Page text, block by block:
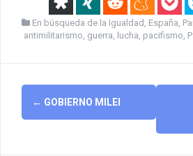
En búsqueda de la Igualdad España
antimilitarismo guerra lucha pacifismo
Post
navigation
← GOBIERNO MILEI